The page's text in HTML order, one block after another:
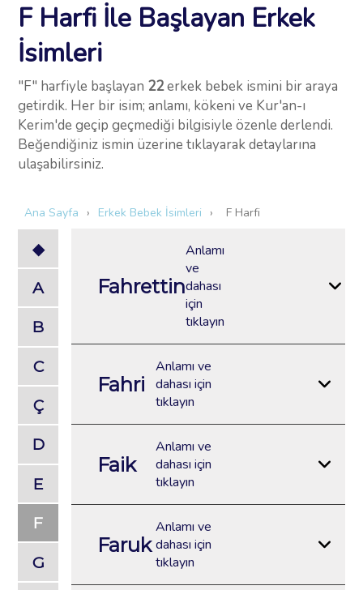
F Harfi İle Başlayan Erkek
İsimleri
"F" harfiyle başlayan 22erkek bebek ismini bir araya
getirdik. Her bir isim; anlamı, kökeni ve Kur'an-ı
Kerim'de geçip geçmediği bilgisiyle özenle derlendi.
Beğendiğiniz ismin üzerine tıklayarak detaylarına
ulaşabilirsiniz.
Ana Sayfa › Erkek Bebek İsimleri › F Harfi
◆
A
B
C
Ç
D
E
F
G
Fahrettin
Anlamı
ve
dahası
için
tıklayın
Fahri
Anlamı ve
dahası için
tıklayın
Faik
Anlamı ve
dahası için
tıklayın
Faruk
Anlamı ve
dahası için
tıklayın